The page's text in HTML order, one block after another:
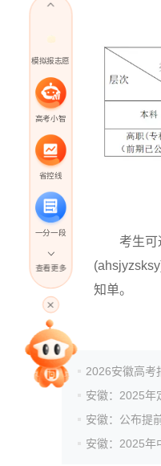
考生可通
知单。
2026安徽高考
安徽：2025年
安徽：公布提
模拟报志愿
高考小智
省控线
一分一段
高考直播
专家指导课
查看更多